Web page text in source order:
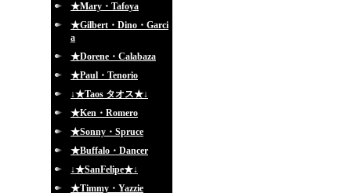
★Mary・Tafoya
★Gilbert・Dino・Garci
a
★Dorene・Calabaza
★Paul・Tenorio
↓★Taos タオス★↓
★Ken・Romero
★Sonny・Spruce
★Buffalo・Dancer
↓★SanFelipe★↓
★Timmy・Yazzie